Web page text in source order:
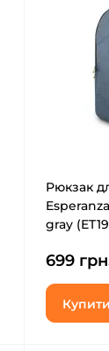
Рюкзак
gray
699
Купити